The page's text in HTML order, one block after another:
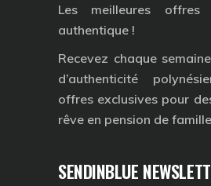
Les meilleures offres
authentique !
Recevez chaque
d’authenticité
offres exclusives pour
rêve en pension de
SENDINBLUE